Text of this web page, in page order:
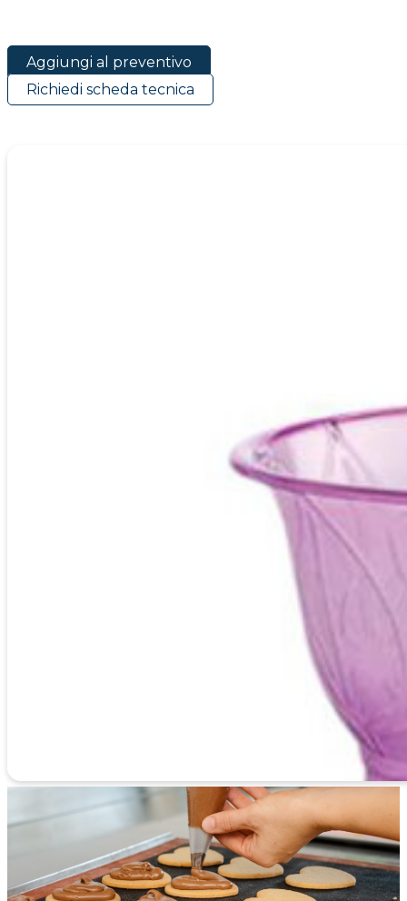
Aggiungi al preventivo
Richiedi scheda tecnica